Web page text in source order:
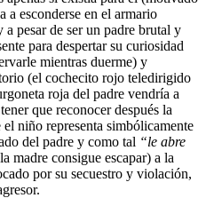
a esconderse en el armario
a pesar de ser un padre brutal y
para despertar su curiosidad
mientras duerme) y
(el cochecito rojo teledirigido
roja del padre vendría a
que reconocer después la
niño representa simbólicamente
del padre y como tal “le abre
madre consigue escapar) a la
por su secuestro y violación,